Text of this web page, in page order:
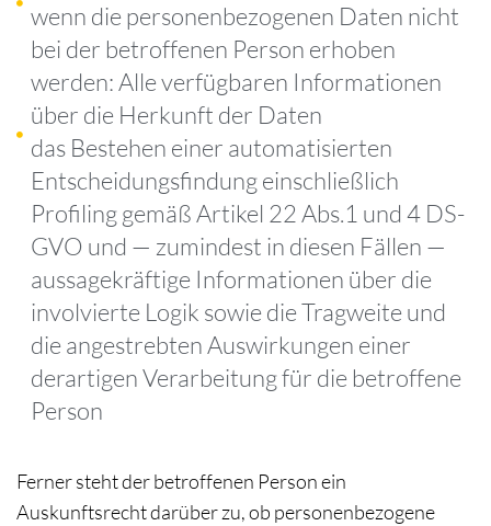
wenn die personenbezogenen Daten nicht
bei der betroffenen Person erhoben
werden: Alle verfügbaren Informationen
über die Herkunft der Daten
das Bestehen einer automatisierten
Entscheidungsfindung einschließlich
Profiling gemäß Artikel 22 Abs.1 und 4 DS-
GVO und — zumindest in diesen Fällen —
aussagekräftige Informationen über die
involvierte Logik sowie die Tragweite und
die angestrebten Auswirkungen einer
derartigen Verarbeitung für die betroffene
Person
Ferner steht der betroffenen Person ein
Auskunftsrecht darüber zu, ob personenbezogene